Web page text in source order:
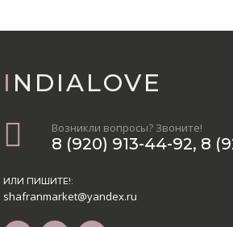
INDIALOVE
Возникли вопросы? Звоните!
8 (920) 913-44-92, 8
ИЛИ ПИШИТЕ!:
shafranmarket@yandex.ru